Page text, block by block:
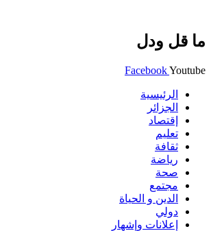
ما قل ودل
FacebookYoutube
الرئيسية
الجزائر
إقتصاد
تعليم
ثقافة
رياضة
صحة
مجتمع
الدين و الحياة
دولي
إعلانات وإشهار